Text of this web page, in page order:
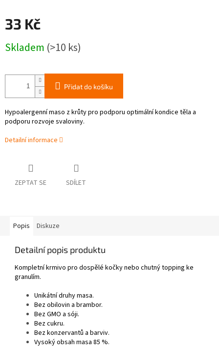
33 Kč
cena:
Skladem (>10 ks)
Přidat do košíku
Hypoalergenní maso z krůty pro podporu optimální kondice těla a
podporu rozvoje svaloviny.
Detailní informace
ZEPTAT SE SDÍLET
Popis Diskuze
Detailní popis produktu
Kompletní krmivo pro dospělé kočky nebo chutný topping ke
granulím.
Unikátní druhy masa.
Bez obilovin a brambor.
Bez GMO a sóji.
Bez cukru.
Bez konzervantů a barviv.
Vysoký obsah masa 85 %.